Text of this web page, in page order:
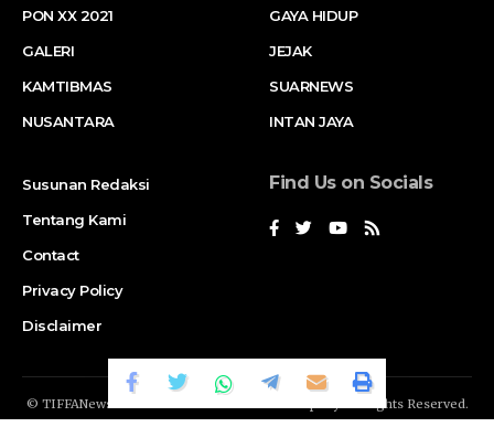
PON XX 2021
GALERI
KAMTIBMAS
NUSANTARA
GAYA HIDUP
JEJAK
SUARNEWS
INTAN JAYA
Susunan Redaksi
Tentang Kami
Contact
Privacy Policy
Disclaimer
Find Us on Socials
© TIFFANews Network. RAKA
Company. All Rights Reserved.
Suar News